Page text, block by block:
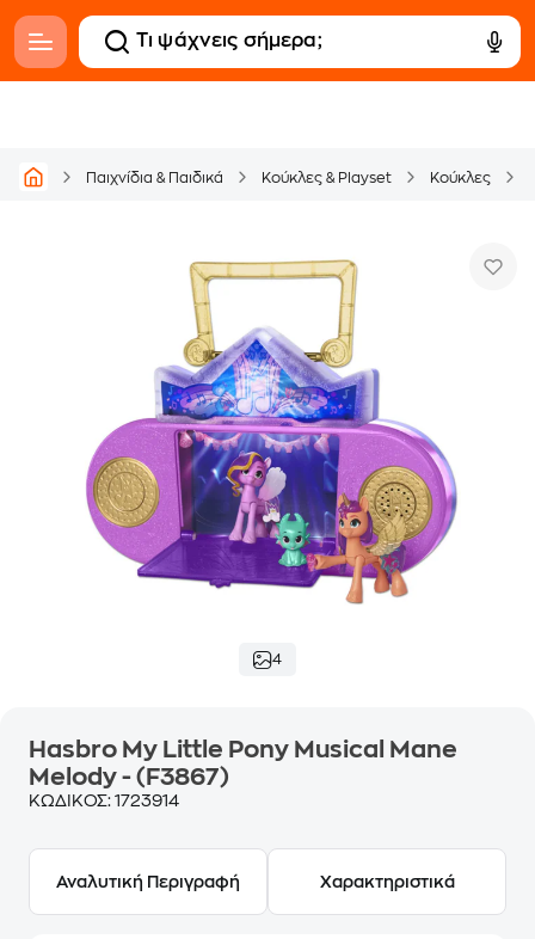
Παιχνίδια & Παιδικά Κούκλες & Playset Κούκλες
4
Hasbro My Little Pony Musical Mane
Melody - (F3867)
ΚΩΔΙΚΟΣ: 1723914
Αναλυτική Περιγραφή Χαρακτηριστικά